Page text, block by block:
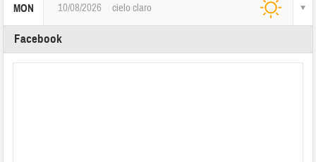
MON 10/08/2026 cielo claro
Facebook